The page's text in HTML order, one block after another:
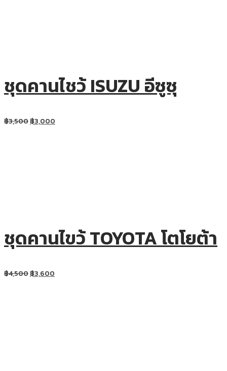
ชุดคานไชว้ ISUZU อีซูซุ
฿3,500฿3,000
ชุดคานไขว้ TOYOTA โตโยต้า
฿4,500฿3,600